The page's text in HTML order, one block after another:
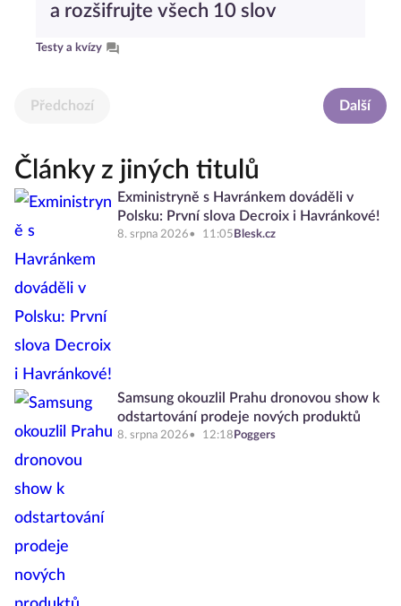
a rozšifrujte všech 10 slov
Testy a kvízy
Předchozí Další
Články z jiných titulů
Exministryně s Havránkem dováděli v
Polsku: První slova Decroix i Havránkové!
8. srpna 2026 11:05 Blesk.cz
Samsung okouzlil Prahu dronovou show k
odstartování prodeje nových produktů
8. srpna 2026 12:18 Poggers